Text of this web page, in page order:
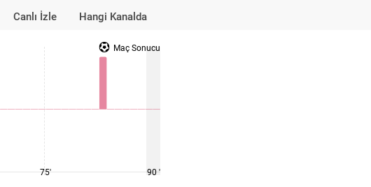
Canlı İzle Hangi Kanalda
75'
Maç Sonucu
90 '